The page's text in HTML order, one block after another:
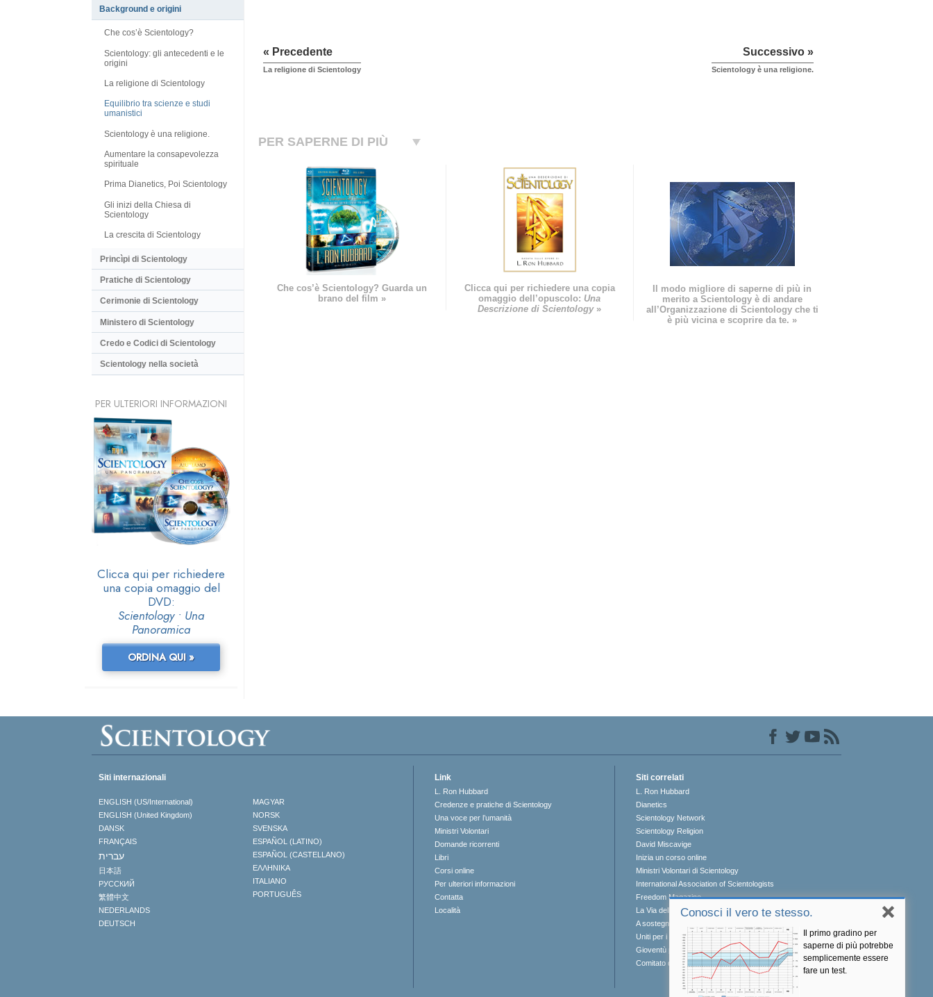
« Precedente
La religione di Scientology
Successivo »
Scientology è una religione.
PER SAPERNE DI PIÙ
Che cos’è Scientology? Guarda un
brano del film »
Clicca qui per richiedere una copia
omaggio dell’opuscolo: Una
Descrizione di Scientology»
Il modo migliore di saperne di più in
merito a Scientology è di andare
all’Organizzazione di Scientology che ti
è più vicina e scoprire da te. »
Background e origini
Che cos’è Scientology?
Scientology: gli antecedenti e le
origini
La religione di Scientology
Equilibrio tra scienze e studi
umanistici
Scientology è una religione.
Aumentare la consapevolezza
spirituale
Prima Dianetics, Poi Scientology
Gli inizi della Chiesa di
Scientology
La crescita di Scientology
Princìpi di Scientology
Pratiche di Scientology
Cerimonie di Scientology
Ministero di Scientology
Credo e Codici di Scientology
Scientology nella società
PER ULTERIORI INFORMAZIONI
Clicca qui per richiedere
una copia omaggio del
DVD:
Scientology • Una
Panoramica
ORDINA QUI »
Conosci il vero te stesso.
Il primo gradino per
saperne di più potrebbe
semplicemente essere
fare un test.
Siti internazionali
ENGLISH (US/International)
ENGLISH (United Kingdom)
DANSK
FRANÇAIS
עברית
日本語
РУССКИЙ
繁體中文
NEDERLANDS
DEUTSCH
MAGYAR
NORSK
SVENSKA
ESPAÑOL (LATINO)
ESPAÑOL (CASTELLANO)
ΕΛΛΗΝΙΚA
ITALIANO
PORTUGUÊS
Link
L. Ron Hubbard
Credenze e pratiche di Scientology
Una voce per l’umanità
Ministri Volontari
Domande ricorrenti
Libri
Corsi online
Per ulteriori informazioni
Contatta
Località
Siti correlati
L. Ron Hubbard
Dianetics
Scientology Network
Scientology Religion
David Miscavige
Inizia un corso online
Ministri Volontari di Scientology
International Association of Scientologists
Freedom Magazine
La Via della Felicità
A sostegno di un mondo libero dalla droga
Uniti per i Diritti Umani
Gioventù per i Diritti Umani
Comitato dei Cittadini per i Diritti Umani